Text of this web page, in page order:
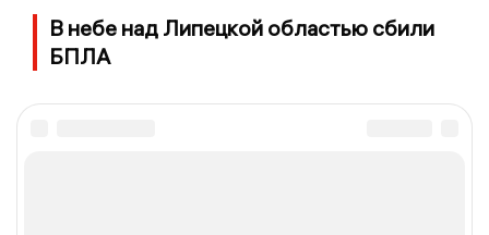
В небе над Липецкой областью сбили
БПЛА